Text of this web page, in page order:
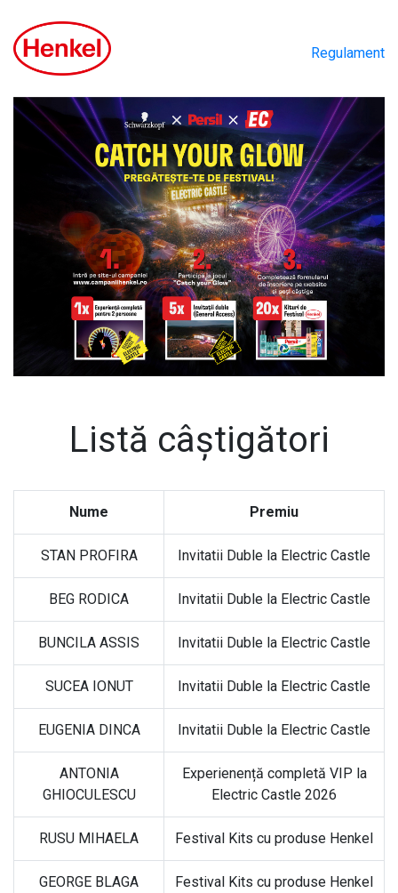
Regulament
Listă câștigători
Nume Premiu
STAN PROFIRA Invitatii Duble la Electric Castle
BEG RODICA Invitatii Duble la Electric Castle
BUNCILA ASSIS Invitatii Duble la Electric Castle
SUCEA IONUT Invitatii Duble la Electric Castle
EUGENIA DINCA Invitatii Duble la Electric Castle
ANTONIA
GHIOCULESCU
Experienență completă VIP la
Electric Castle 2026
RUSU MIHAELA Festival Kits cu produse Henkel
GEORGE BLAGA Festival Kits cu produse Henkel